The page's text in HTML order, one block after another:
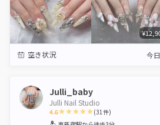
空き状況 今日
Julli_baby
Julli Nail Studio
4.6 (31件)